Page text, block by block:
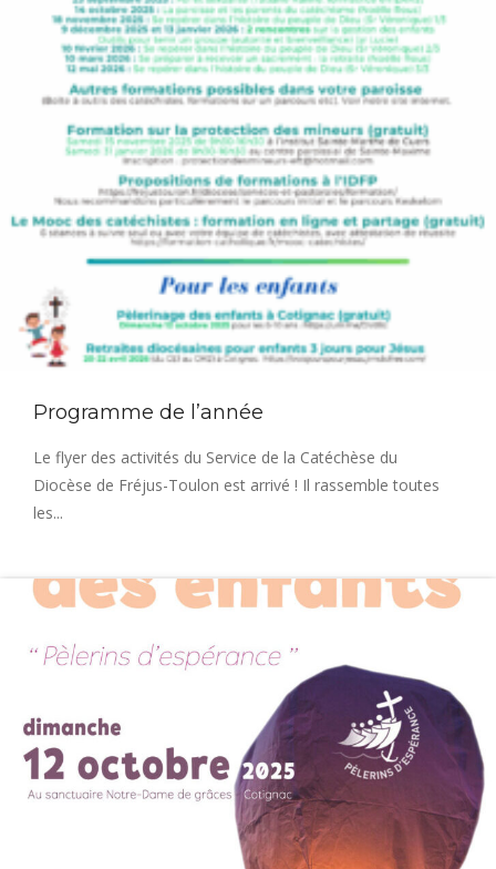
Programme de l’année
Le flyer des activités du Service de la Catéchèse du
Diocèse de Fréjus-Toulon est arrivé ! Il rassemble toutes
les...